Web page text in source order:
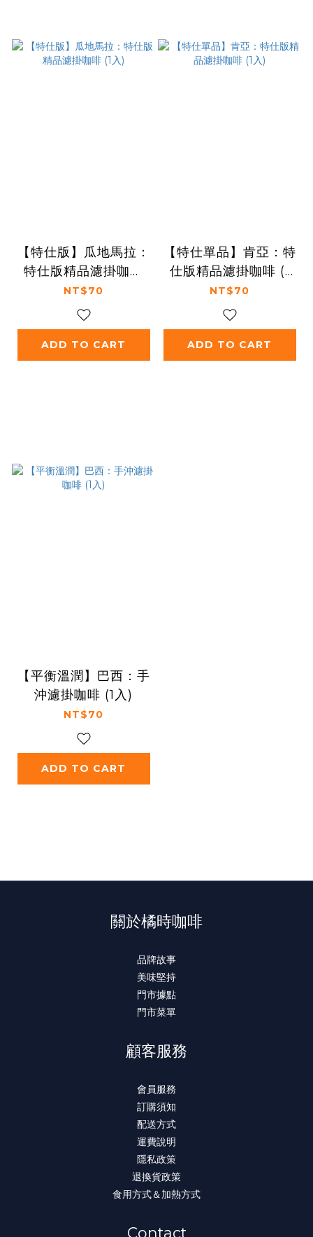
【特仕版】瓜地馬拉：
特仕版精品濾掛咖啡
(1入)
NT$70
ADD TO CART
【特仕單品】肯亞：特
仕版精品濾掛咖啡 (1
入)
NT$70
ADD TO CART
【平衡溫潤】巴西：手
沖濾掛咖啡 (1入)
NT$70
ADD TO CART
關於橘時咖啡
品牌故事
美味堅持
門市據點
門市菜單
顧客服務
會員服務
訂購須知
配送方式
運費說明
隱私政策
退換貨政策
食用方式＆加熱方式
Contact